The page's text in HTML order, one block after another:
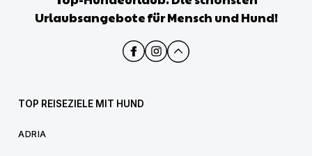
Urlaubsangebote für Mensch und Hund!
TOP REISEZIELE MIT HUND
ADRIA